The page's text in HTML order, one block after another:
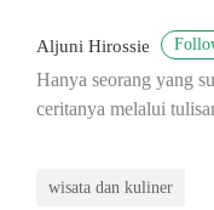
Aljuni Hirossie
Hanya seorang yang
ceritanya melalui
wisata dan kuliner